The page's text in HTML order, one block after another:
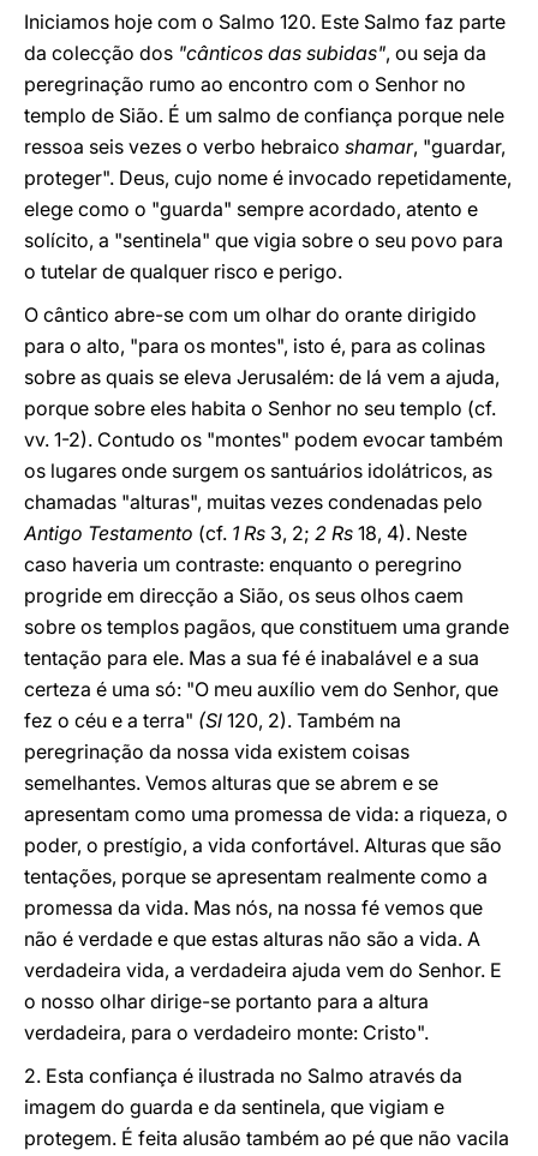
Iniciamos hoje com o Salmo 120. Este Salmo faz parte
da colecção dos "cânticos das subidas", ou seja da
peregrinação rumo ao encontro com o Senhor no
templo de Sião. É um salmo de confiança porque nele
ressoa seis vezes o verbo hebraico shamar, "guardar,
proteger". Deus, cujo nome é invocado repetidamente,
elege como o "guarda" sempre acordado, atento e
solícito, a "sentinela" que vigia sobre o seu povo para
o tutelar de qualquer risco e perigo.
O cântico abre-se com um olhar do orante dirigido
para o alto, "para os montes", isto é, para as colinas
sobre as quais se eleva Jerusalém: de lá vem a ajuda,
porque sobre eles habita o Senhor no seu templo (cf.
vv. 1-2). Contudo os "montes" podem evocar também
os lugares onde surgem os santuários idolátricos, as
chamadas "alturas", muitas vezes condenadas pelo
Antigo Testamento (cf. 1 Rs 3, 2; 2 Rs 18, 4). Neste
caso haveria um contraste: enquanto o peregrino
progride em direcção a Sião, os seus olhos caem
sobre os templos pagãos, que constituem uma grande
tentação para ele. Mas a sua fé é inabalável e a sua
certeza é uma só: "O meu auxílio vem do Senhor, que
fez o céu e a terra" (Sl 120, 2). Também na
peregrinação da nossa vida existem coisas
semelhantes. Vemos alturas que se abrem e se
apresentam como uma promessa de vida: a riqueza, o
poder, o prestígio, a vida confortável. Alturas que são
tentações, porque se apresentam realmente como a
promessa da vida. Mas nós, na nossa fé vemos que
não é verdade e que estas alturas não são a vida. A
verdadeira vida, a verdadeira ajuda vem do Senhor. E
o nosso olhar dirige-se portanto para a altura
verdadeira, para o verdadeiro monte: Cristo".
2. Esta confiança é ilustrada no Salmo através da
imagem do guarda e da sentinela, que vigiam e
protegem. É feita alusão também ao pé que não vacila